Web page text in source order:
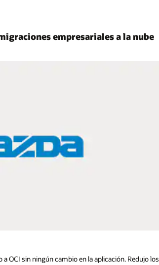
empresariales a la nube
OCI sin ningún cambio en la aplicación. Redujo los